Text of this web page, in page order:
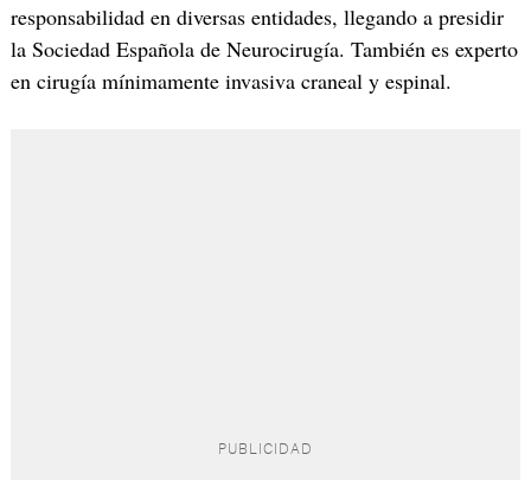
responsabilidad en diversas entidades, llegando a presidir
la Sociedad Española de Neurocirugía. También es experto
en cirugía mínimamente invasiva craneal y espinal.